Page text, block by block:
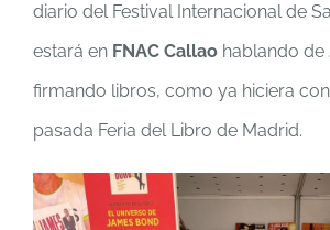
diario del Festival Internacional de
estará en FNAC Callao hablando
firmando libros, como ya hiciera
pasada Feria del Libro de Madrid.